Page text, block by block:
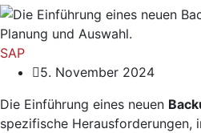
SAP
5. November 2024
Die Einführung eines neuen
spezifische Herausforderungen,